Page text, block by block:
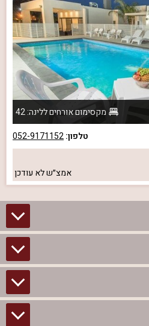
מקסימום אורחים ללינה: 42
טלפון:052-9171152
אמצ״שלא עודכן